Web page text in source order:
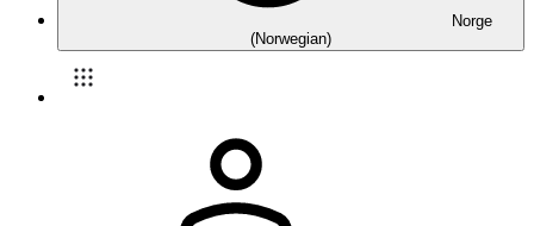
Norge
(Norwegian)